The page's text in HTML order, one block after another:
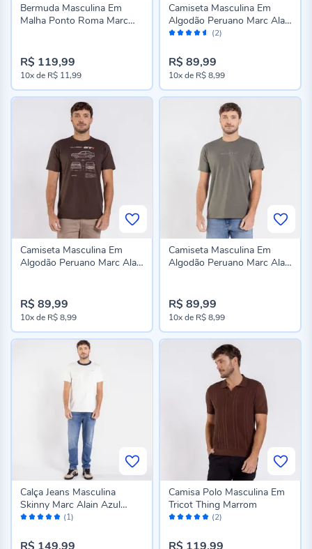
Bermuda Masculina Em
Malha Ponto Roma Marc
R$ 119,99
10xde R$ 11,99
Avaliação: (2)
Camiseta Masculina Em
Algodão Peruano Marc Alain
Bege
R$ 89,99
10xde R$ 8,99
Camiseta Masculina Em
Algodão Peruano Marc Alain
R$ 89,99
10xde R$ 8,99
Camiseta Masculina Em
Algodão Peruano Marc Alain
R$ 89,99
10xde R$ 8,99
Avaliação: (1)
Calça Jeans Masculina
Skinny Marc Alain Azul
Medio
R$ 149,99
Avaliação: (2)
Camisa Polo Masculina Em
Tricot Thing Marrom
R$ 119,99